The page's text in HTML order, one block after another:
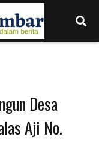
Desa
Aji No.